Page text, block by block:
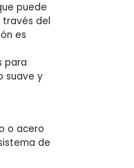
puede
del
es
para
suave y
o acero
de